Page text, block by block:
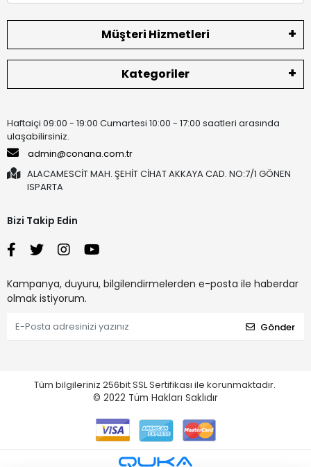
Müşteri Hizmetleri
Kategoriler
Haftaiçi 09:00 - 19:00 Cumartesi 10:00 - 17:00 saatleri arasında
ulaşabilirsiniz.
admin@conana.com.tr
ALACAMESCİT MAH. ŞEHİT CİHAT AKKAYA CAD. NO:7/1 GÖNEN
ISPARTA
Bizi Takip Edin
Kampanya, duyuru, bilgilendirmelerden e-posta ile haberdar
olmak istiyorum.
Gönder
Tüm bilgileriniz 256bit SSL Sertifikası ile korunmaktadır.
© 2022 Tüm Hakları Saklıdır